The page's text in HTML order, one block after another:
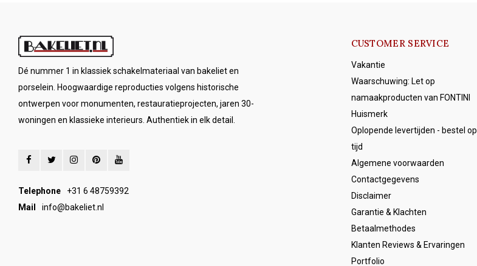
Dé nummer 1 in klassiek schakelmateriaal van bakeliet en
porselein. Hoogwaardige reproducties volgens historische
ontwerpen voor monumenten, restauratieprojecten, jaren 30-
woningen en klassieke interieurs. Authentiek in elk detail.
Telephone
+31 6 48759392
Mail
info@bakeliet.nl
CUSTOMER SERVICE
Vakantie
Waarschuwing: Let op
namaakproducten van FONTINI
Huismerk
Oplopende levertijden - bestel op
tijd
Algemene voorwaarden
Contactgegevens
Disclaimer
Garantie & Klachten
Betaalmethodes
Klanten Reviews & Ervaringen
Portfolio